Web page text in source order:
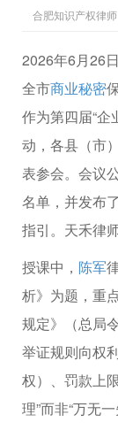
合肥知识产权律
2026年6月26
全市商业秘密
作为第四届“
动，各县（市
表参会。会议
名单，并发布
指引。天禾律
授课中， 陈军
析》为题，重
规定》（总局
举证规则向权
权）、罚款上
理”而非“万无